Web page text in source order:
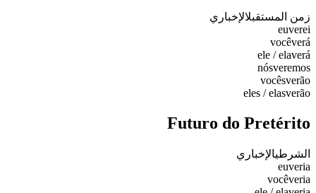
زمن المستقبلالإخباري
euverei
vocêverá
ele / elaverá
nósveremos
vocêsverão
eles / elasverão
Futuro do Pretérito
الشرطيالإخباري
euveria
vocêveria